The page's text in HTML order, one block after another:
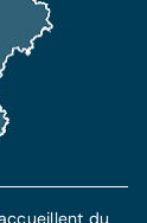
du